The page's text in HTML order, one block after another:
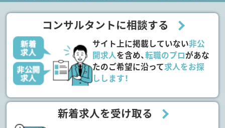
コンサルタントに相談する
サイト上に掲載していない非公
開求人を含め、転職のプロがあな
たのご希望に沿って求人をお探
しします！
新着求人を受け取る